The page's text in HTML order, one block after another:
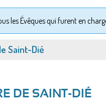
les Évêques qui furent en
Saint-Dié
DE SAINT-DIÉ